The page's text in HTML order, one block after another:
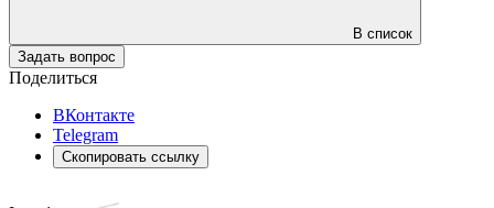
В список
Задать вопрос
Поделиться
ВКонтакте
Telegram
Скопировать ссылку